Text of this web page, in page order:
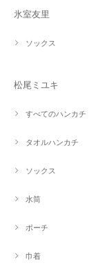
氷室友里
ソックス
松尾ミユキ
すべてのハンカチ
タオルハンカチ
ソックス
水筒
ポーチ
巾着